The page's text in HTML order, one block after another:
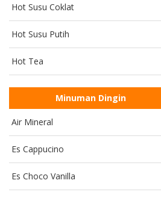
Hot Susu Coklat
Hot Susu Putih
Hot Tea
Minuman Dingin
Air Mineral
Es Cappucino
Es Choco Vanilla